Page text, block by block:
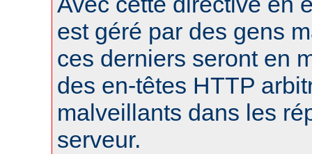
est géré par des gens
ces derniers seront en
des en-têtes HTTP
malveillants dans les
serveur.